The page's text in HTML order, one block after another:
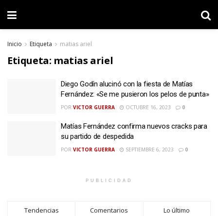
Inicio Etiqueta matias ariel
Etiqueta: matias ariel
Diego Godín alucinó con la fiesta de Matías
Fernández: «Se me pusieron los pelos de punta»
POR VICTOR GUERRA OCTUBRE 16, 2023 0
Matías Fernández confirma nuevos cracks para
su partido de despedida
POR VICTOR GUERRA SEPTIEMBRE 6, 2023 0
PUBLICIDAD
Tendencias Comentarios Lo último